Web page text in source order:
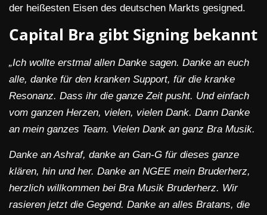
der heißesten Eisen des deutschen Markts gesigned.
Capital Bra gibt Signing bekannt
„Ich wollte erstmal allen Danke sagen. Danke an euch
alle, danke für den kranken Support, für die kranke
Resonanz. Dass ihr die ganze Zeit pusht. Und einfach
vom ganzen Herzen, vielen, vielen Dank. Dann Danke
an mein ganzes Team. Vielen Dank an ganz Bra Musik.
Danke an Ashraf, danke an Gan-G für dieses ganze
klären, hin und her. Danke an NGEE mein Bruderherz,
herzlich willkommen bei Bra Musik Bruderherz. Wir
rasieren jetzt die Gegend. Danke an alles Bratans, die